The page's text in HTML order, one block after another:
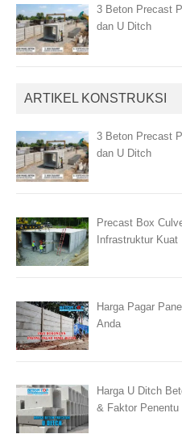
3 Beton Precast
dan U Ditch
ARTIKEL KONSTRUKSI
3 Beton Precast
dan U Ditch
Precast Box
Infrastruktur Kuat
Harga Pagar
Anda
Harga U Ditch
& Faktor Penentu